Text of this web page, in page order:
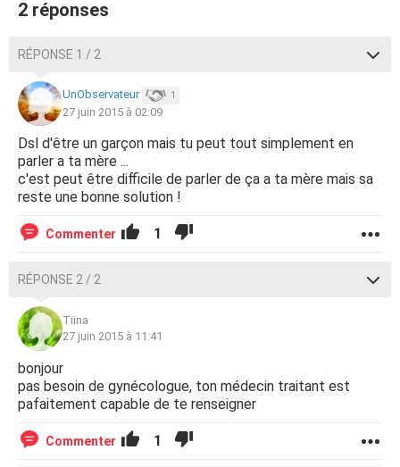
2 réponses
RÉPONSE 1 / 2
UnObservateur 1
27 juin 2015 à 02:09
Dsl d'être un garçon mais tu peut tout simplement en
parler a ta mère ...
c'est peut être difficile de parler de ça a ta mère mais sa
reste une bonne solution !
Commenter 1
RÉPONSE 2 / 2
Tiina
27 juin 2015 à 11:41
bonjour
pas besoin de gynécologue, ton médecin traitant est
pafaitement capable de te renseigner
Commenter 1